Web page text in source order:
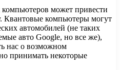
может привести
Квантовые компьютеры могут
автомобилей (не таких
авто Google, но все же),
нас о возможном
принимать некоторые